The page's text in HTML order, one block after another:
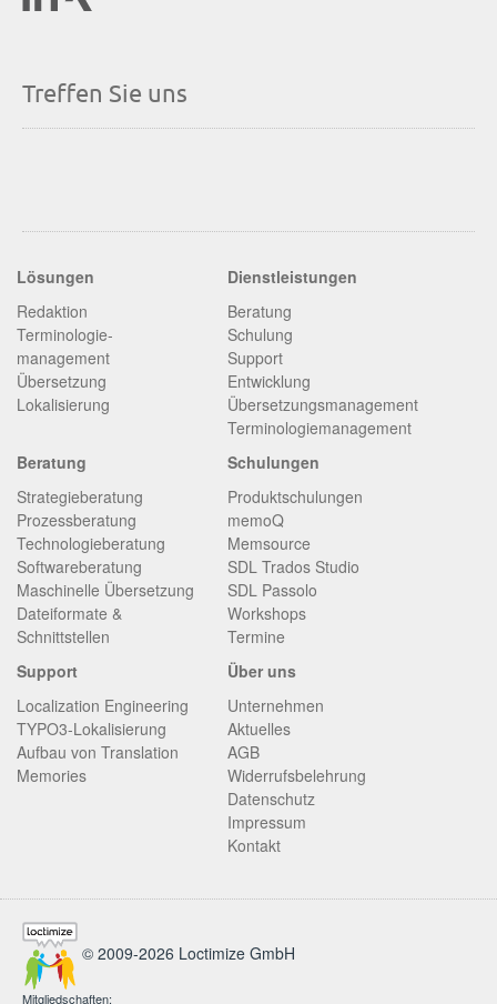
Treffen Sie uns
Lösungen
Redaktion
Terminologie­
management
Übersetzung
Lokalisierung
Dienstleistungen
Beratung
Schulung
Support
Entwicklung
Übersetzungsmanagement
Terminologiemanagement
Beratung
Strategieberatung
Prozessberatung
Technologieberatung
Softwareberatung
Maschinelle Übersetzung
Dateiformate &
Schnittstellen
Schulungen
Produktschulungen
memoQ
Memsource
SDL Trados Studio
SDL Passolo
Workshops
Termine
Support
Localization Engineering
TYPO3-Lokalisierung
Aufbau von Translation
Memories
Über uns
Unternehmen
Aktuelles
AGB
Widerrufsbelehrung
Datenschutz
Impressum
Kontakt
© 2009-2026 Loctimize GmbH
Mitgliedschaften: